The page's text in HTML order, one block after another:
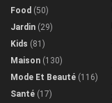
Food (50)
Jardin (29)
Kids (81)
Maison (130)
Mode Et Beauté (116)
Santé (17)